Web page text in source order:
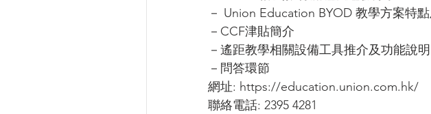
－ Union Education BYOD 教學方案特
－CCF津貼簡介
－遙距教學相關設備工具推介及功能說明
－問答環節
網址: https://education.union.com.hk/
聯絡電話: 2395 4281